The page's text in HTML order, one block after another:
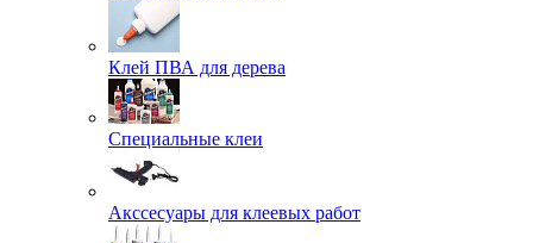
Клей ПВА для дерева
Специальные клеи
Акссесуары для клеевых работ